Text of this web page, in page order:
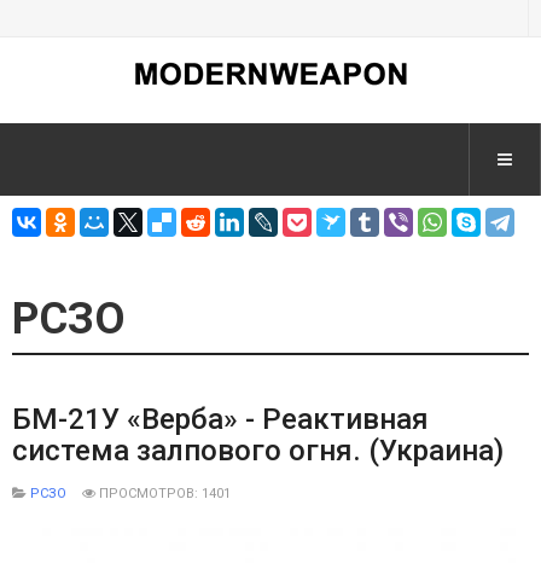
РСЗО
БМ-21У «Верба» - Реактивная
система залпового огня. (Украина)
РСЗО ПРОСМОТРОВ: 1401